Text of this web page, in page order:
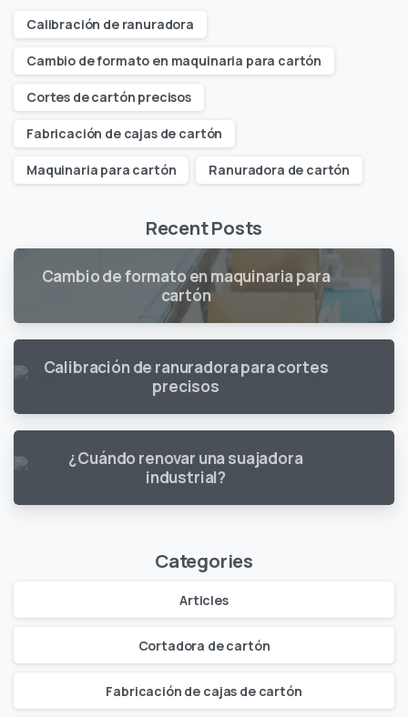
Calibración de ranuradora
Cambio de formato en maquinaria para cartón
Cortes de cartón precisos
Fabricación de cajas de cartón
Maquinaria para cartón Ranuradora de cartón
Recent Posts
Cambio de formato en maquinaria para
cartón
Calibración de ranuradora para cortes
precisos
¿Cuándo renovar una suajadora
industrial?
Categories
Articles
Cortadora de cartón
Fabricación de cajas de cartón